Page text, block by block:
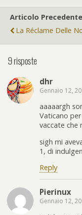
Articolo Precedente
La Réclame Delle
9 risposte
dhr
Gennaio 12,
aaaaargh
Vaticano
vaccate che
sigh mi
1, di
Reply
Pierinux
Gennaio 12,